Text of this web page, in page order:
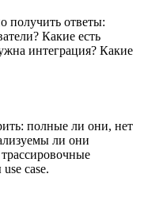
получить ответы:
Какие есть
интеграция? Какие
полные ли они, нет
ли они
case.